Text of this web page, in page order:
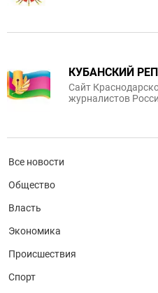
КУБАНСКИЙ
Сайт
журналистов
Все новости
Общество
Власть
Экономика
Происшествия
Спорт